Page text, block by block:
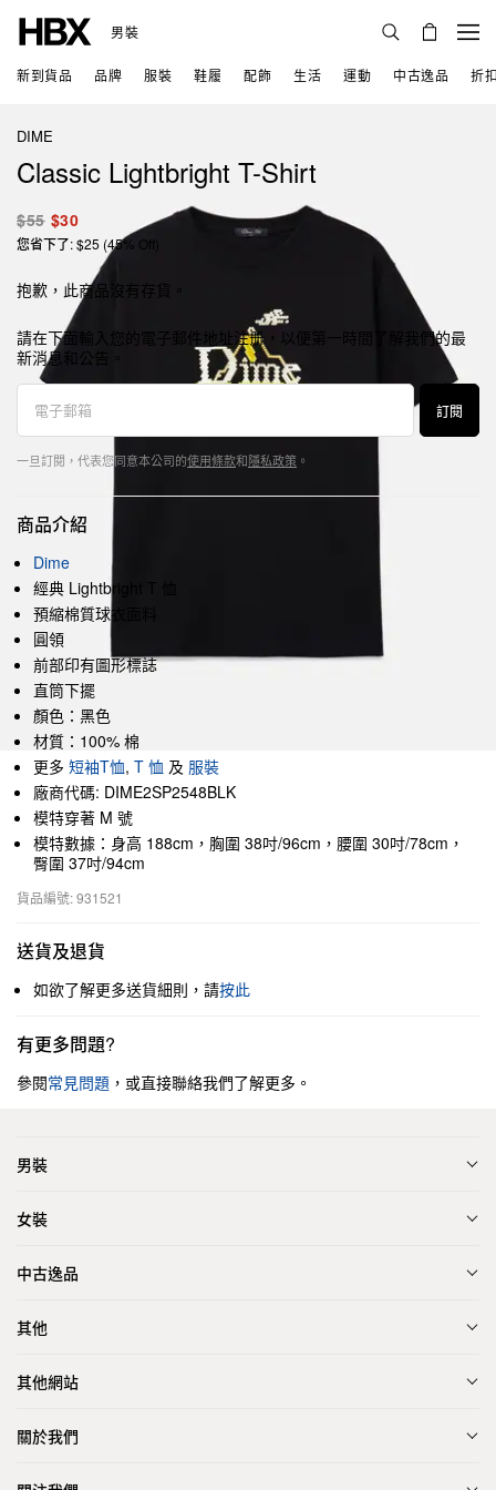
男裝
新到貨品 品牌 服裝 鞋履 配飾 生活 運動 中古逸品 折
DIME
Classic Lightbright T-Shirt
$55 $30
您省下了: $25 (45% Off)
抱歉，此商品沒有存貨。
請在下面輸入您的電子郵件地址注册，以便第一時間了解我們的最
新消息和公告。
訂閱
一旦訂閱，代表您同意本公司的使用條款和隱私政策 。
商品介紹
Dime
經典 Lightbright T 恤
預縮棉質球衣面料
圓領
前部印有圖形標誌
直筒下擺
顏色：黑色
材質：100% 棉
更多 短袖T恤, T 恤 及 服裝
廠商代碼: DIME2SP2548BLK
模特穿著 M 號
模特數據：身高 188cm，胸圍 38吋/96cm，腰圍 30吋/78cm，
臀圍 37吋/94cm
貨品編號: 931521
送貨及退貨
如欲了解更多送貨細則，請按此
有更多問題?
參閱常見問題 ，或直接聯絡我們了解更多。
男裝
女裝
中古逸品
其他
其他網站
關於我們